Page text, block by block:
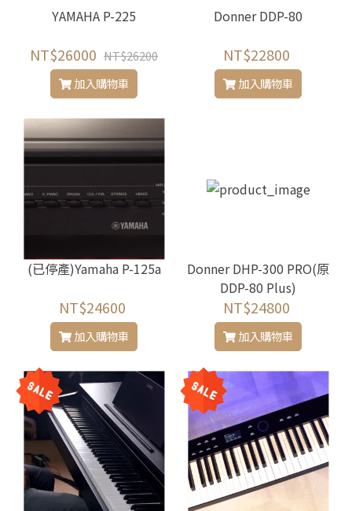
YAMAHA P-225
NT$26000 NT$26200
加入購物車
Donner DDP-80
NT$22800
加入購物車
(已停產)Yamaha P-125a
NT$24600
加入購物車
Donner DHP-300 PRO(原
DDP-80 Plus)
NT$24800
加入購物車